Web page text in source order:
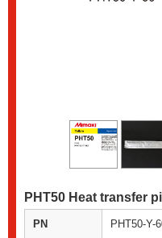
PHT50 Heat transfer
PN PHT50-Y-